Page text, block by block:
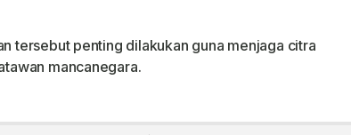
tersebut penting dilakukan guna menjaga citra
mancanegara.